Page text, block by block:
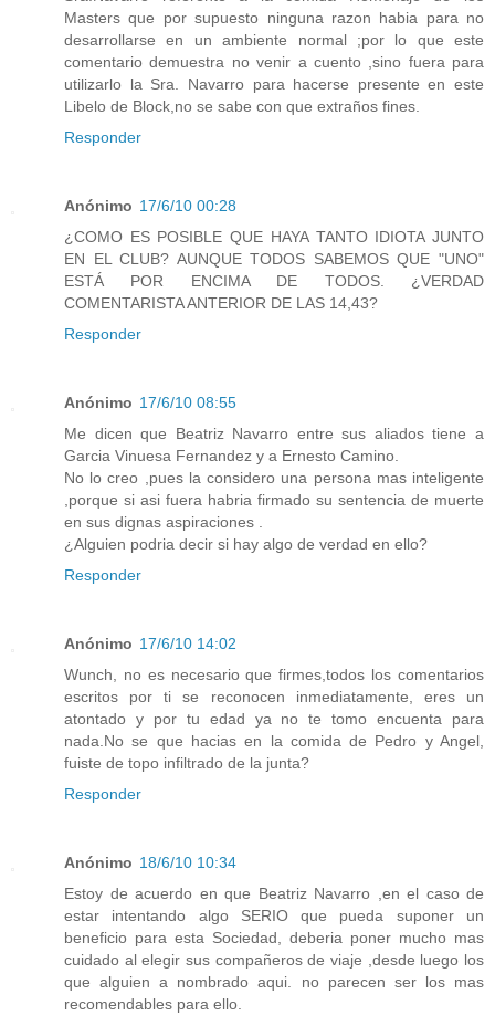
Masters que por supuesto ninguna razon habia para no
desarrollarse en un ambiente normal ;por lo que este
comentario demuestra no venir a cuento ,sino fuera para
utilizarlo la Sra. Navarro para hacerse presente en este
Libelo de Block,no se sabe con que extraños fines.
Responder
Anónimo 17/6/10 00:28
¿COMO ES POSIBLE QUE HAYA TANTO IDIOTA JUNTO
EN EL CLUB? AUNQUE TODOS SABEMOS QUE "UNO"
ESTÁ POR ENCIMA DE TODOS. ¿VERDAD
COMENTARISTA ANTERIOR DE LAS 14,43?
Responder
Anónimo 17/6/10 08:55
Me dicen que Beatriz Navarro entre sus aliados tiene a
Garcia Vinuesa Fernandez y a Ernesto Camino.
No lo creo ,pues la considero una persona mas inteligente
,porque si asi fuera habria firmado su sentencia de muerte
en sus dignas aspiraciones .
¿Alguien podria decir si hay algo de verdad en ello?
Responder
Anónimo 17/6/10 14:02
Wunch, no es necesario que firmes,todos los comentarios
escritos por ti se reconocen inmediatamente, eres un
atontado y por tu edad ya no te tomo encuenta para
nada.No se que hacias en la comida de Pedro y Angel,
fuiste de topo infiltrado de la junta?
Responder
Anónimo 18/6/10 10:34
Estoy de acuerdo en que Beatriz Navarro ,en el caso de
estar intentando algo SERIO que pueda suponer un
beneficio para esta Sociedad, deberia poner mucho mas
cuidado al elegir sus compañeros de viaje ,desde luego los
que alguien a nombrado aqui. no parecen ser los mas
recomendables para ello.